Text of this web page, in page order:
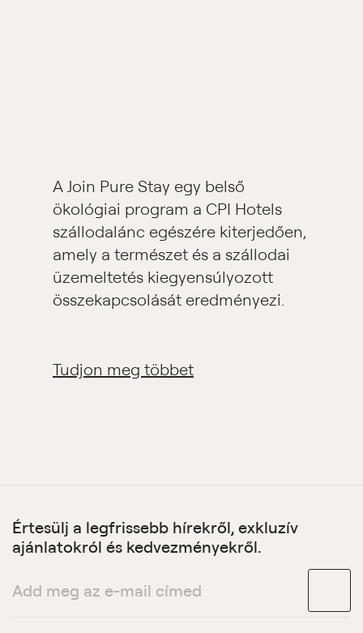
A Join Pure Stay egy belső
ökológiai program a CPI Hotels
szállodalánc egészére kiterjedően,
amely a természet és a szállodai
üzemeltetés kiegyensúlyozott
összekapcsolását eredményezi.
Tudjon meg többet
Értesülj a legfrissebb hírekről, exkluzív
ajánlatokról és kedvezményekről.